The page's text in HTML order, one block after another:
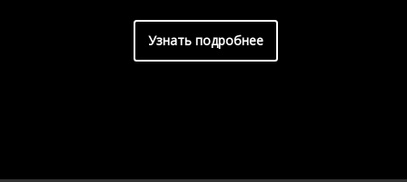
Узнать подробнее